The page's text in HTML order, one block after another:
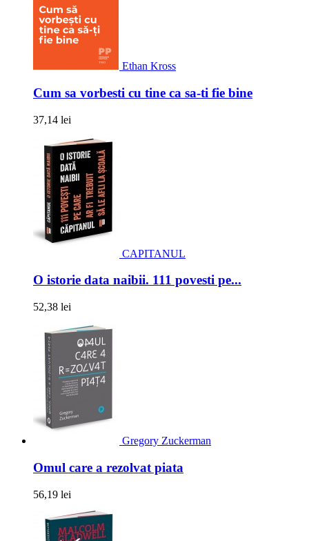
Ethan Kross
Cum sa vorbesti cu tine ca sa-ti fie bine
37,14 lei
CAPITANUL
O istorie data naibii. 111 povesti pe...
52,38 lei
Gregory Zuckerman
Omul care a rezolvat piata
56,19 lei